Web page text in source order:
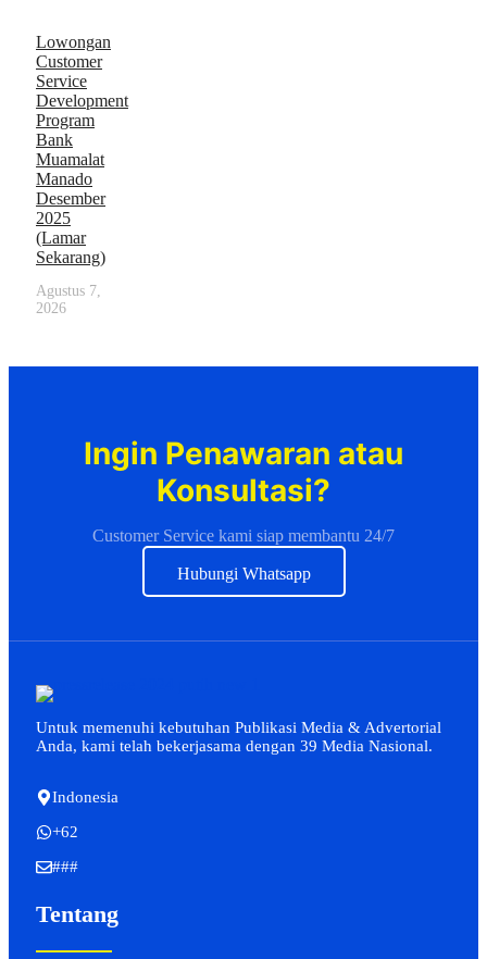
Lowongan
Customer
Service
Development
Program
Bank
Muamalat
Manado
Desember
2025
(Lamar
Sekarang)
Agustus 7,
2026
Ingin Penawaran atau
Konsultasi?
Customer Service kami siap membantu 24/7
Hubungi Whatsapp
Untuk memenuhi kebutuhan Publikasi Media & Advertorial
Anda, kami telah bekerjasama dengan 39 Media Nasional.
Indonesia
+62
###
Tentang